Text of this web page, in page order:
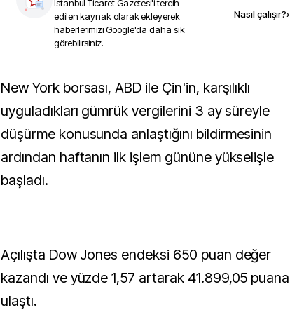
İstanbul Ticaret Gazetesi'i tercih
edilen kaynak olarak ekleyerek
haberlerimizi Google'da daha sık
görebilirsiniz.
Nasıl çalışır?›
New York borsası, ABD ile Çin'in, karşılıklı
uyguladıkları gümrük vergilerini 3 ay süreyle
düşürme konusunda anlaştığını bildirmesinin
ardından haftanın ilk işlem gününe yükselişle
başladı.
Açılışta Dow Jones endeksi 650 puan değer
kazandı ve yüzde 1,57 artarak 41.899,05 puana
ulaştı.